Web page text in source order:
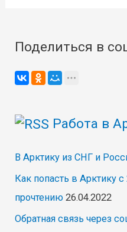
Поделиться в
Работа в
В Арктику из СНГ и
Как попасть в Арктику
прочтению 26.04.2022
Обратная связь через